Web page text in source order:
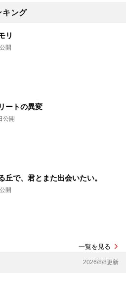
キング
リ
開
ートの異変
公開
丘で、君とまた出会いたい。
開
一覧を見る
2026/8/8更新